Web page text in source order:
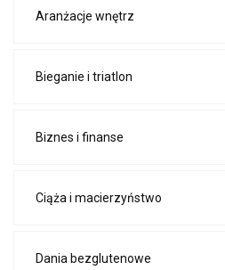
Aranżacje wnętrz
Bieganie i triatlon
Biznes i finanse
Ciąża i macierzyństwo
Dania bezglutenowe